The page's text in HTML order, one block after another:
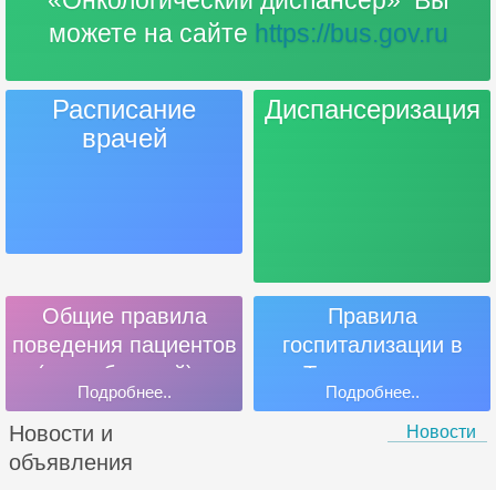
можете на сайте https://bus.gov.ru
Расписание
врачей
Диспансеризация
Общие правила
поведения пациентов
(потребителей) и
посетителей
Подробнее..
Правила
госпитализации в
Таганрогском
филиале ГБУ РО
«Онкодиспансер»
Подробнее..
Новости и
объявления
Новости